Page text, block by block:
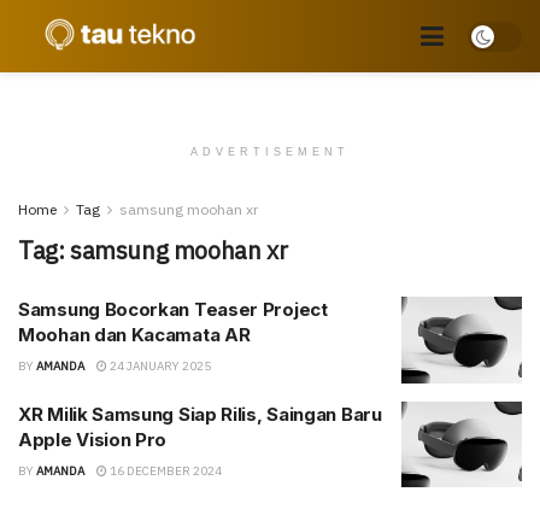
ADVERTISEMENT
Home Tag samsung moohan xr
Tag:samsung moohan xr
Samsung Bocorkan Teaser Project
Moohan dan Kacamata AR
BY AMANDA 24 JANUARY 2025
XR Milik Samsung Siap Rilis, Saingan Baru
Apple Vision Pro
BY AMANDA 16 DECEMBER 2024